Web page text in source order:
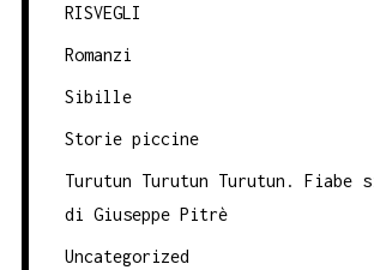
RISVEGLI
Romanzi
Sibille
Storie piccine
Turutun Turutun Turutun. Fiabe
di Giuseppe Pitrè
Uncategorized